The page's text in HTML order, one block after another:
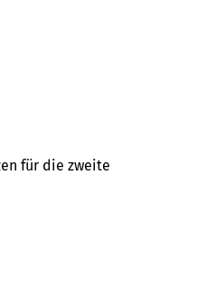
für die zweite